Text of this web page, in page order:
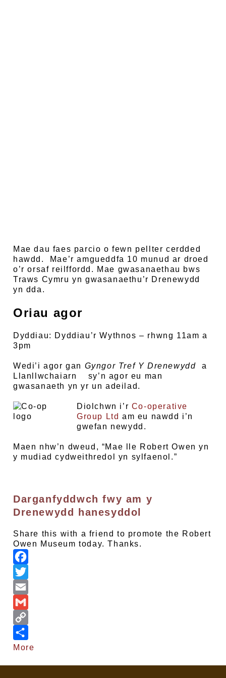
Mae dau faes parcio o fewn pellter cerdded
hawdd. Mae’r amgueddfa 10 munud ar droed
o’r orsaf reilffordd. Mae gwasanaethau bws
Traws Cymru yn gwasanaethu’r Drenewydd
yn dda.
Oriau agor
Dyddiau: Dyddiau’r Wythnos – rhwng 11am a
3pm
Wedi’i agor gan Gyngor Tref Y Drenewydd a
Llanllwchaiarn sy’n agor eu man
gwasanaeth yn yr un adeilad.
Diolchwn i’r Co-operative
Group Ltd am eu nawdd i’n
gwefan newydd.
Maen nhw’n dweud, “Mae lle Robert Owen yn
y mudiad cydweithredol yn sylfaenol.”
Darganfyddwch fwy am y
Drenewydd hanesyddol
Share this with a friend to promote the Robert
Owen Museum today. Thanks.
F
a
c
e
b
o
T
w
i
t
t
E
m
a
i
G
m
a
C
o
More